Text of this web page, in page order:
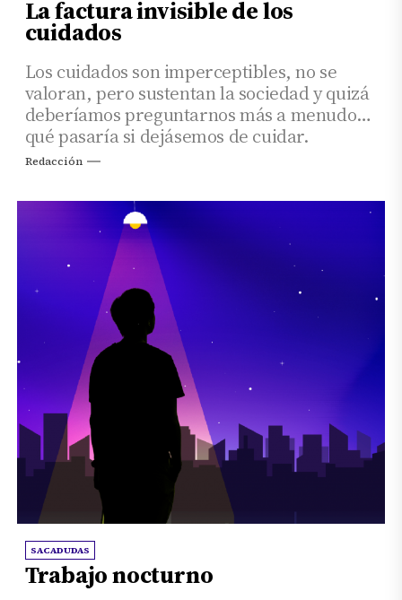
La factura invisible de los
cuidados
Los cuidados son imperceptibles, no se
valoran, pero sustentan la sociedad y quizá
deberíamos preguntarnos más a menudo
qué pasaría si dejásemos de cuidar.
Redacción
SACADUDAS
Trabajo nocturno